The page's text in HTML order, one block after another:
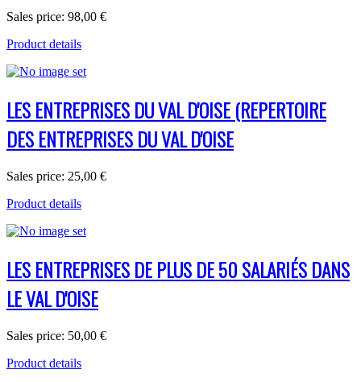
Sales price: 98,00 €
Product details
LES ENTREPRISES DU VAL D'OISE (REPERTOIRE
DES ENTREPRISES DU VAL D'OISE
Sales price: 25,00 €
Product details
LES ENTREPRISES DE PLUS DE 50 SALARIÉS DANS
LE VAL D'OISE
Sales price: 50,00 €
Product details